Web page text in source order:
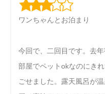
ワンちゃんとお泊まり
今回で、二回目です。去
部屋でペットokなのにき
ごせました。露天風呂が